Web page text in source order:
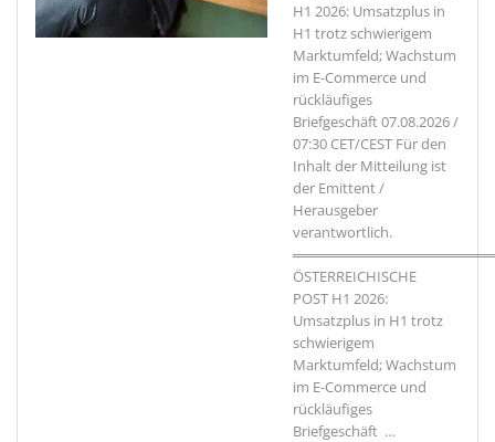
H1 2026: Umsatzplus in
H1 trotz schwierigem
Marktumfeld; Wachstum
im E-Commerce und
rückläufiges
Briefgeschäft 07.08.2026 /
07:30 CET/CEST Für den
Inhalt der Mitteilung ist
der Emittent /
Herausgeber
verantwortlich.
ÖSTERREICHISCHE
POST H1 2026:
Umsatzplus in H1 trotz
schwierigem
Marktumfeld; Wachstum
im E-Commerce und
rückläufiges
Briefgeschäft …